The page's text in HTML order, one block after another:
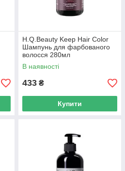
H.Q.Beauty Keep Hair Color
Шампунь для фарбованого
волосся 280мл
В наявності
433 ₴
Купити